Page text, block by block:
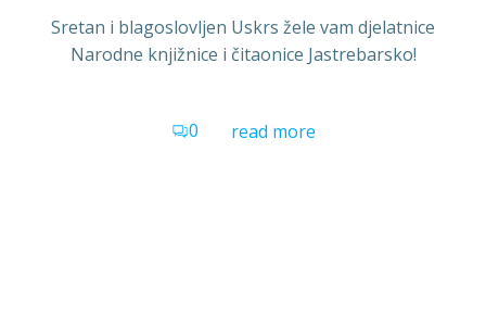
Sretan i blagoslovljen Uskrs žele vam djelatnice
Narodne knjižnice i čitaonice Jastrebarsko!
0 read more